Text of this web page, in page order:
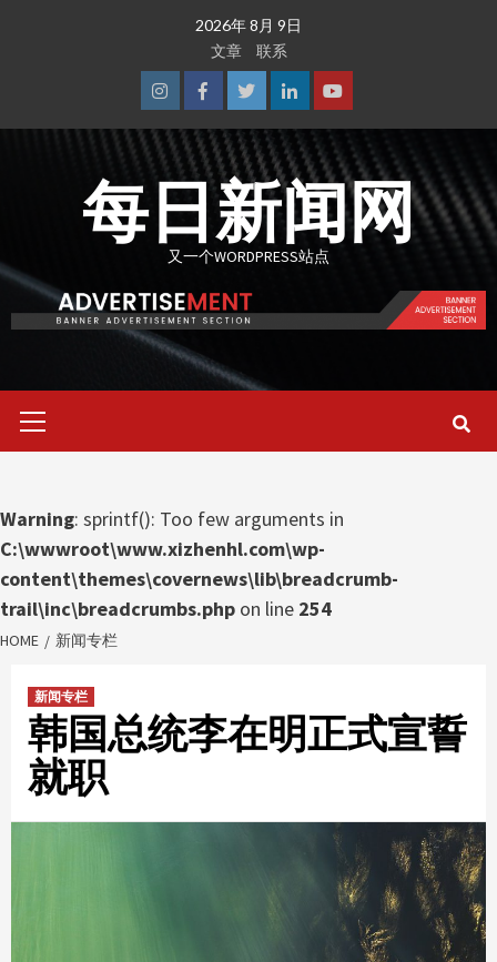
2026年 8月 9日
文章
联系
InstagramFacebook
TwitterLinkedinYoutube
每日新闻网
又一个WORDPRESS站点
Menu
Warning: sprintf(): Too few arguments in
C:\wwwroot\www.xizhenhl.com\wp-
content\themes\covernews\lib\breadcrumb-
trail\inc\breadcrumbs.php on line 254
HOME 新闻专栏
新闻专栏
韩国总统李在明正式宣誓
就职